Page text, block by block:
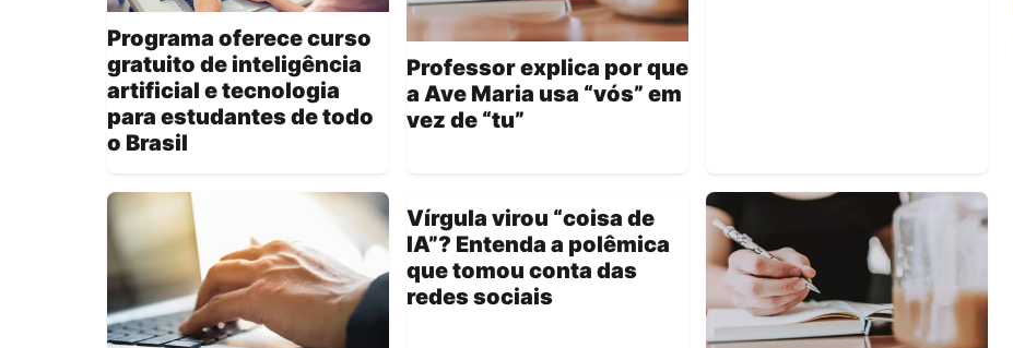
Programa oferece curso
gratuito de inteligência
artificial e tecnologia
para estudantes de todo
o Brasil
Professor explica por que
a Ave Maria usa “vós” em
vez de “tu”
Vírgula virou “coisa de
IA”? Entenda a polêmica
que tomou conta das
redes sociais